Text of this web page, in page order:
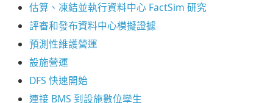
估算、凍結並執行資料中心 FactSim 研究
評審和發布資料中心模擬證據
預測性維護營運
設施營運
DFS 快速開始
連接 BMS 到設施數位孿生